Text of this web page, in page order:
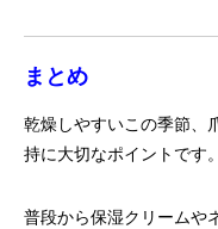
まとめ
乾燥しやすいこの季節、
持に大切なポイントです。
普段から保湿クリームや